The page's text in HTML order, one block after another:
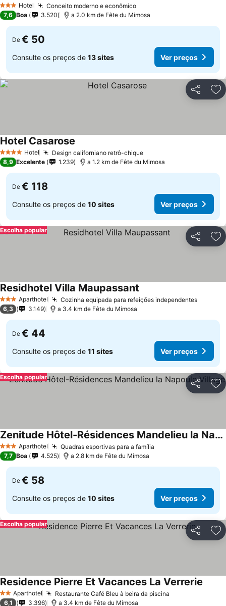
3 EstrelasHotel Conceito moderno e econômicoVer preços
7,6 Boa 3.520 a 2.0 km de Fête du Mimosa
De € 50
Consulte os preços de 13 sites Ver preços
Partilhar
4 EstrelasHotel Design californiano retrô-chiqueVer preços
Hotel Casarose
8,9 Excelente 1.239 a 1.2 km de Fête du Mimosa
De € 118
Consulte os preços de 10 sites Ver preços
Partilhar
Escolha popular
3 EstrelasAparthotel Cozinha equipada para refeições independentesVer
Residhotel Villa Maupassant
6,3 3.149 a 3.4 km de Fête du Mimosa
De € 44
Consulte os preços de 11 sites Ver preços
Partilhar
Escolha popular
3 EstrelasAparthotel Quadras esportivas para a família
Zenitude Hôtel-Résidences Mandelieu la Napoule Village
Ver preços
7,7 Boa 4.525 a 2.8 km de Fête du Mimosa
De € 58
Consulte os preços de 10 sites Ver preços
Partilhar
Escolha popular
2 EstrelasAparthotel Restaurante Café Bleu à beira da piscina
Residence Pierre Et Vacances La Verrerie
6,1 3.396 a 3.4 km de Fête du Mimosa